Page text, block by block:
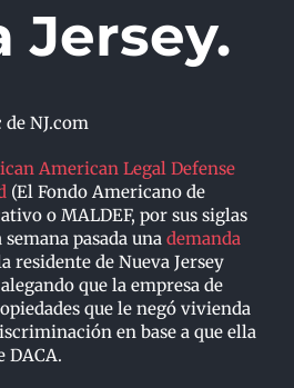
Jersey.
NJ.com
American Legal Defense
(El Fondo Americano de
o MALDEF, por sus siglas
pasada una demanda
residente de Nueva Jersey
que la empresa de
que le negó vivienda
en base a que ella
DACA.